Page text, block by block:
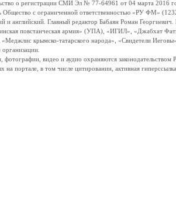
о регистрации СМИ Эл № 77-64961 от 04 марта 2016
с ограниченной ответственностью «РУ ФМ»
английский. Главный редактор Бабаян Роман
повстанческая армия» (УПА), «ИГИЛ»,
крымско-татарского народа», «Свидетели
видео и аудио охраняются
портале, в том числе цитировании, активная